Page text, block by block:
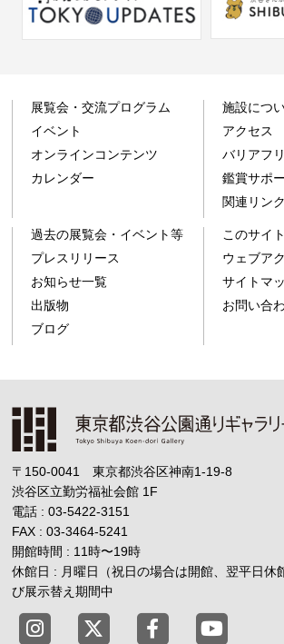
展覧会・交流プログラム
イベント
オンラインコンテンツ
カレンダー
施設につ
アクセス
バリアフ
鑑賞サポ
関連リンク
過去の展覧会・イベント等
プレスリリース
お知らせ一覧
出版物
ブログ
このサイ
ウェブア
サイトマ
お問い合
〒150-0041 東京都渋谷区神南1-19-8
渋谷区立勤労福祉会館 1F
電話 : 03-5422-3151
FAX : 03-3464-5241
開館時間 : 11時〜19時
休館日 : 月曜日（祝日の場合は開館、翌平日休
び展示替え期間中
東京都渋谷公園通りギャ
東京都渋谷公園
東京都渋